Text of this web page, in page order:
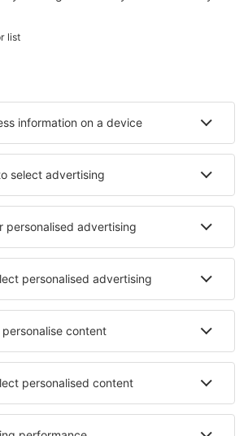
- Beliebte Städte
Hotels in Westerland
Hotels in Carolinensiel
Hotels in Karlsruhe
Städte
Hotels in Durham-Sud Hotels in Polatlı
Hotels in Prattville Hotels in Vylkove
Hotels Pauli Arbarei